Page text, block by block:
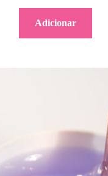
Adicionar